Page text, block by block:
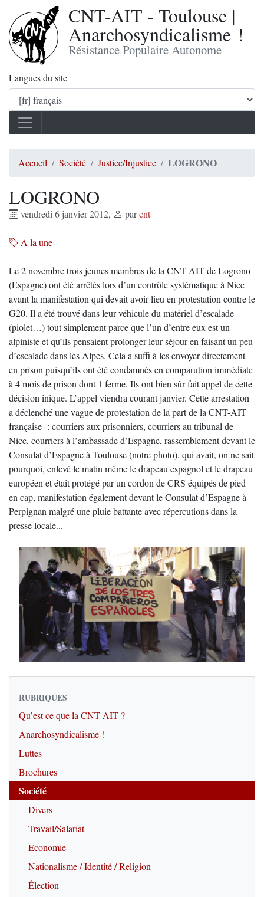
CNT-AIT - Toulouse |
Anarchosyndicalisme !
Résistance Populaire Autonome
Langues du site
Accueil Société Justice/Injustice LOGRONO
LOGRONO
vendredi 6 janvier 2012, parcnt
A la une
Le 2 novembre trois jeunes membres de la CNT-AIT de Logrono
(Espagne) ont été arrêtés lors d’un contrôle systématique à Nice
avant la manifestation qui devait avoir lieu en protestation contre le
G20. Il a été trouvé dans leur véhicule du matériel d’escalade
(piolet…) tout simplement parce que l’un d’entre eux est un
alpiniste et qu’ils pensaient prolonger leur séjour en faisant un peu
d’escalade dans les Alpes. Cela a suffi à les envoyer directement
en prison puisqu’ils ont été condamnés en comparution immédiate
à 4 mois de prison dont 1 ferme. Ils ont bien sûr fait appel de cette
décision inique. L’appel viendra courant janvier. Cette arrestation
a déclenché une vague de protestation de la part de la CNT-AIT
française : courriers aux prisonniers, courriers au tribunal de
Nice, courriers à l’ambassade d’Espagne, rassemblement devant le
Consulat d’Espagne à Toulouse (notre photo), qui avait, on ne sait
pourquoi, enlevé le matin même le drapeau espagnol et le drapeau
européen et était protégé par un cordon de CRS équipés de pied
en cap, manifestation également devant le Consulat d’Espagne à
Perpignan malgré une pluie battante avec répercutions dans la
presse locale...
RUBRIQUES
Qu’est ce que la CNT-AIT ?
Anarchosyndicalisme !
Luttes
Brochures
Société
Divers
Travail/Salariat
Economie
Nationalisme / Identité / Religion
Élection